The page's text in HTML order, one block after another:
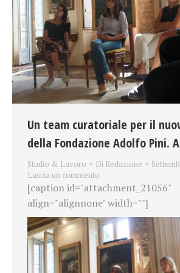
Un team curatoriale per il
della Fondazione Adolfo Pini.
Studio & Lavoro Di Redazione
Lascia un commento
[caption id="attachment_21056"
align="alignnone" width=""]